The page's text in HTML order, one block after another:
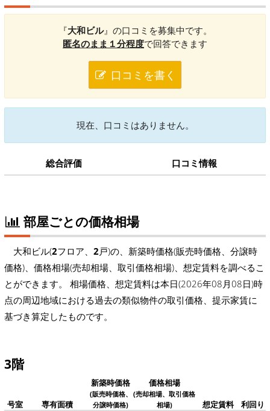
『大和ビル』の口コミを募集中です。
匿名のまま１分程度で回答できます
口コミを書く
現在、口コミはありません。
総合評価 口コミ情報
部屋ごとの価格相場
大和ビル(2フロア、 2戸)の、新築時価格(販売時価格、分譲時
価格)、価格相場(売却相場、取引価格相場)、想定賃料を調べるこ
とができます。 相場価格、想定賃料は本日(2026年08月08日)時
点の周辺地域における過去の類似物件の取引価格、提示家賃に
基づき算定したものです。
3階
号室 専有面積
新築時価格
(販売時価格、
分譲時価格)
価格相場
(売却相場、取引価格
相場)
想定賃料 利回り